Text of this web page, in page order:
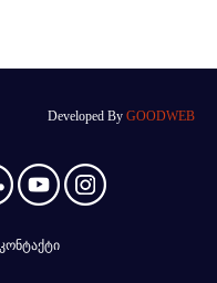
Developed By GOODWEB
კონტაქტი